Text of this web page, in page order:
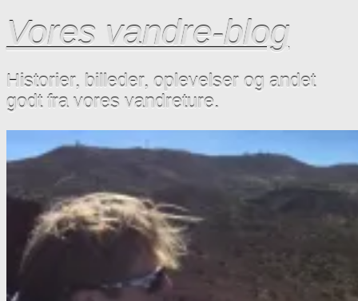
Vores vandre-blog
Historier, billeder, oplevelser og andet
godt fra vores vandreture.